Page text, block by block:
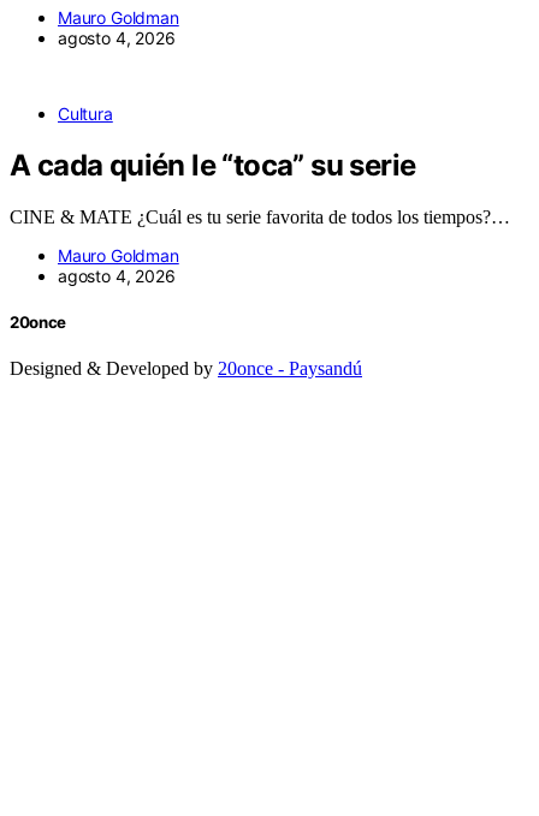
Mauro Goldman
agosto 4, 2026
Cultura
A cada quién le “toca” su serie
CINE & MATE ¿Cuál es tu serie favorita de todos los tiempos?…
Mauro Goldman
agosto 4, 2026
20once
Designed & Developed by 20once - Paysandú